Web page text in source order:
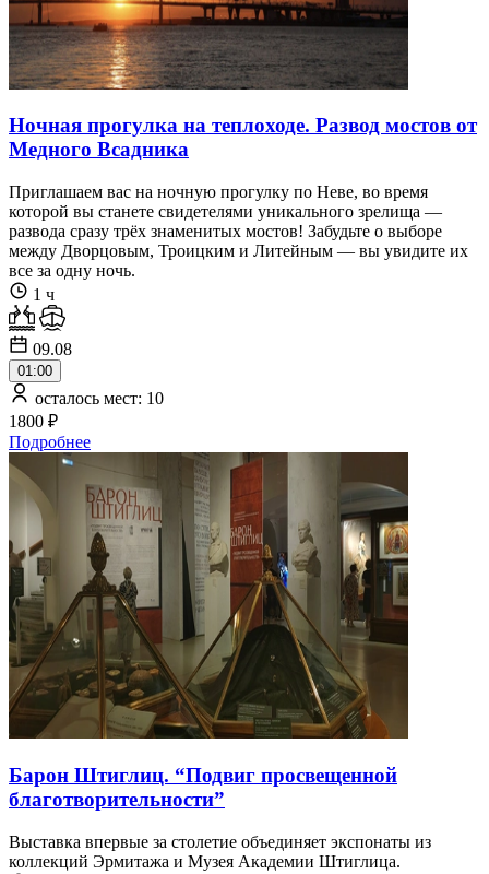
Ночная прогулка на теплоходе. Развод мостов от
Медного Всадника
Приглашаем вас на ночную прогулку по Неве, во время
которой вы станете свидетелями уникального зрелища —
развода сразу трёх знаменитых мостов! Забудьте о выборе
между Дворцовым, Троицким и Литейным — вы увидите их
все за одну ночь.
1 ч
09.08
01:00
осталось мест: 10
1800 ₽
Подробнее
Барон Штиглиц. “Подвиг просвещенной
благотворительности”
Выставка впервые за столетие объединяет экспонаты из
коллекций Эрмитажа и Музея Академии Штиглица.